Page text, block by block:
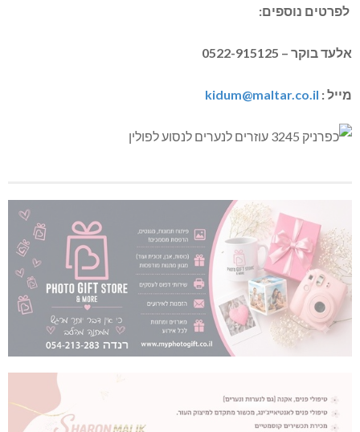
לפרטים נוספים:
אלעד בוקר – 0522-915125
מייל : kidum@maltar.co.il